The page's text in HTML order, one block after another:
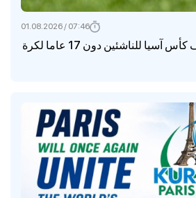
أوزبكستان ستستضيف كأس آسيا للناشئين دون 17 عاما لكرة
07:46 / 01.08.2026